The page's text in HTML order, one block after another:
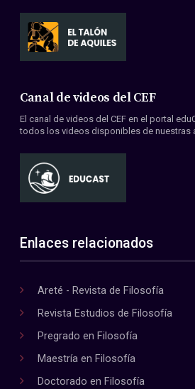
Canal de videos del CEF
El canal de videos del CEF en el portal
todos los videos disponibles de nuestras
Enlaces relacionados
Areté - Revista de Filosofía
Revista Estudios de Filosofía
Pregrado en Filosofía
Maestría en Filosofía
Doctorado en Filosofía